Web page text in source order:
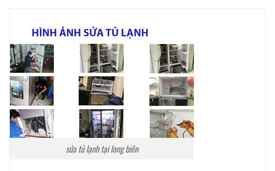
sửa tủ lạnh tại long biên